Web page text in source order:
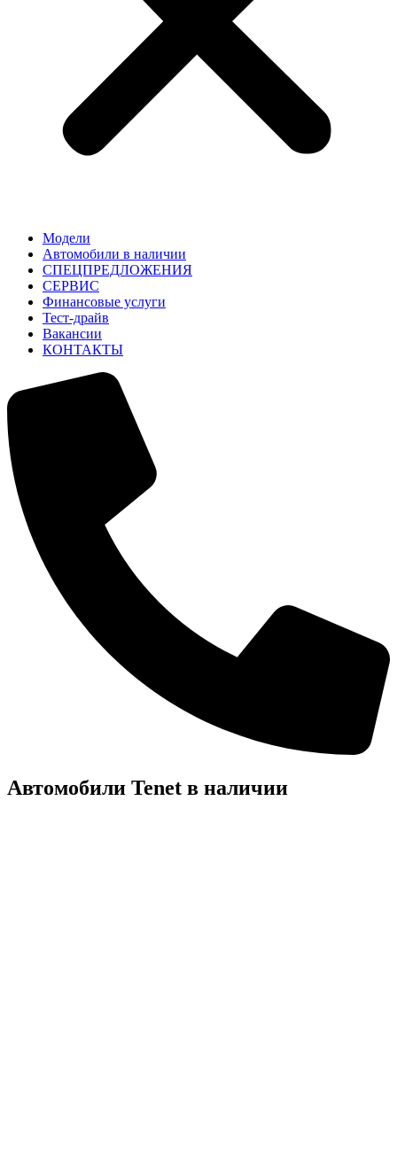
Модели
Автомобили в наличии
СПЕЦПРЕДЛОЖЕНИЯ
СЕРВИС
Финансовые услуги
Тест-драйв
Вакансии
КОНТАКТЫ
Автомобили Tenet в наличии